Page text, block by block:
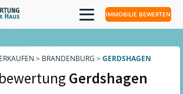
IMMOBILIE BEWERTEN
> BRANDENBURG > GERDSHAGEN
Gerdshagen